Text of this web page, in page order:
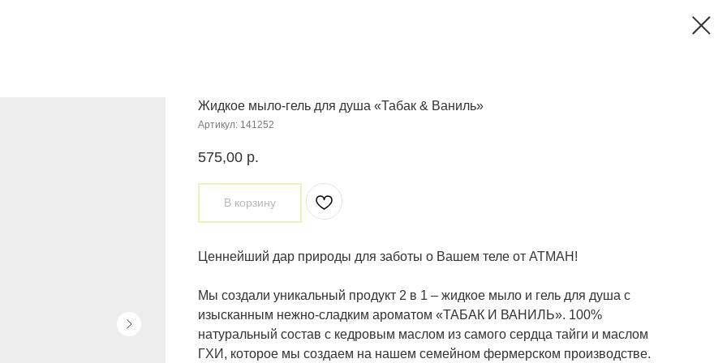
Жидкое мыло-гель для душа «Табак & Ваниль»
Артикул: 141252
575,00 р.
В корзину
Ценнейший дар природы для заботы о Вашем теле от АТМАН!
Мы создали уникальный продукт 2 в 1 – жидкое мыло и гель для душа с
изысканным нежно-сладким ароматом «ТАБАК И ВАНИЛЬ». 100%
натуральный состав с кедровым маслом из самого сердца тайги и маслом
ГХИ, которое мы создаем на нашем семейном фермерском производстве.